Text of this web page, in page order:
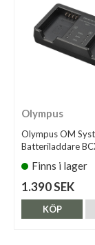
Olympus
Olympus OM
Batteriladdare
Finns i lager
1.390 SEK
KÖP